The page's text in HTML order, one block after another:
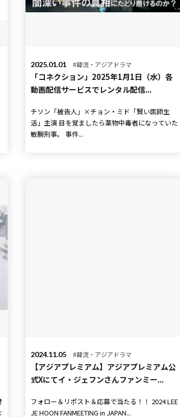
2025.01.01 #韓流・アジアドラマ
「コネクション」2025年1月1日（水）各
動画配信サービスでレンタル配信...
チソン「被告人」×チョン・ミド「賢い医師生
活」主演 目を覚ましたら薬物中毒者になっていた
敏腕刑事。 事件...
2024.11.05 #韓流・アジアドラマ
【アジアプレミアム】アジアプレミアム公
式Xにてイ・ジェフンさんファンミー...
フォロー＆リポスト＆応募で当たる！！ 2024 LEE
JE HOON FANMEETING in JAPAN...